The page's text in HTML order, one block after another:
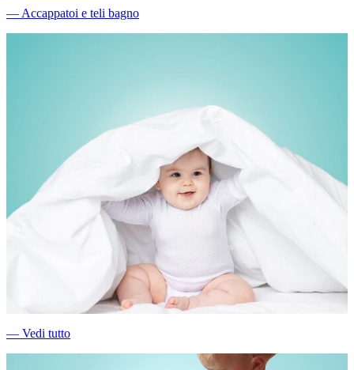
―Accappatoi e teli bagno
― Vedi tutto